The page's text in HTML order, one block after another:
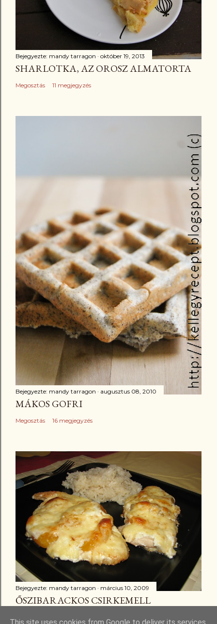
Bejegyezte: mandy tarragon október 19, 2013
SHARLOTKA, AZ OROSZ ALMATORTA
Megosztás 11 megjegyzés
Bejegyezte: mandy tarragon augusztus 08, 2010
MÁKOS GOFRI
Megosztás 16 megjegyzés
Bejegyezte: mandy tarragon március 10, 2009
ŐSZIBARACKOS CSIRKEMELL